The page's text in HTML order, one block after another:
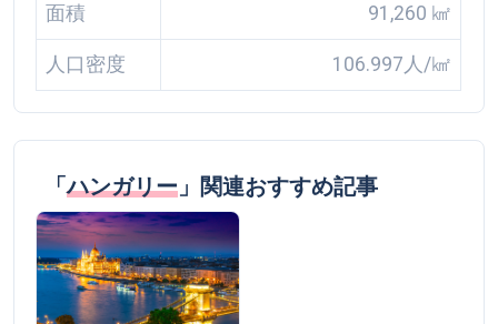
面積 91,260 ㎢
人口密度 106.997人/㎢
「ハンガリー」関連おすすめ記事